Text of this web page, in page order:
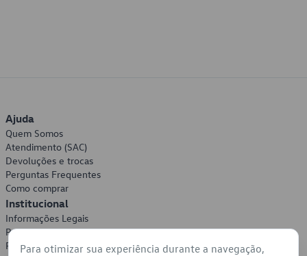
Ajuda
Quem Somos
Atendimento (SAC)
Devoluções e trocas
Perguntas Frequentes
Como comprar
Institucional
Informações Legais
Política de Privacidade
Política de Cookies
Para otimizar sua experiência durante a navegação,